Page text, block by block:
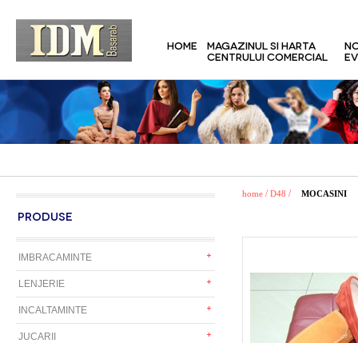
HOME
MAGAZINUL SI HARTA
CENTRULUI COMERCIAL
PRODUSE
IMBRACAMINTE
LENJERIE
INCALTAMINTE
JUCARII
home / D48 / MOCASINI